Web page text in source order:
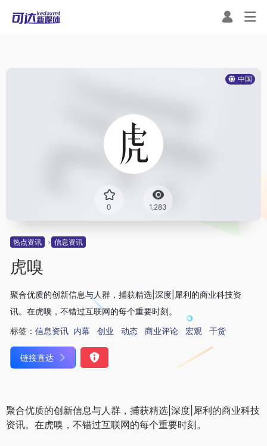
中国
0 1,283
热点资讯 信息资讯
虎嗅
聚合优质的创新信息与人群，捕获精选|深度|犀利的商业科技资
讯。在虎嗅，不错过互联网的每个重要时刻。
标签： 信息资讯 内幕 创业 动态 商业评论 宏观 干货
链接直达
聚合优质的创新信息与人群，捕获精选|深度|犀利的商业科技
资讯。在虎嗅，不错过互联网的每个重要时刻。